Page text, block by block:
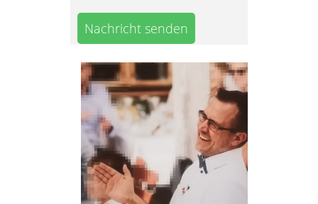
Nachricht senden